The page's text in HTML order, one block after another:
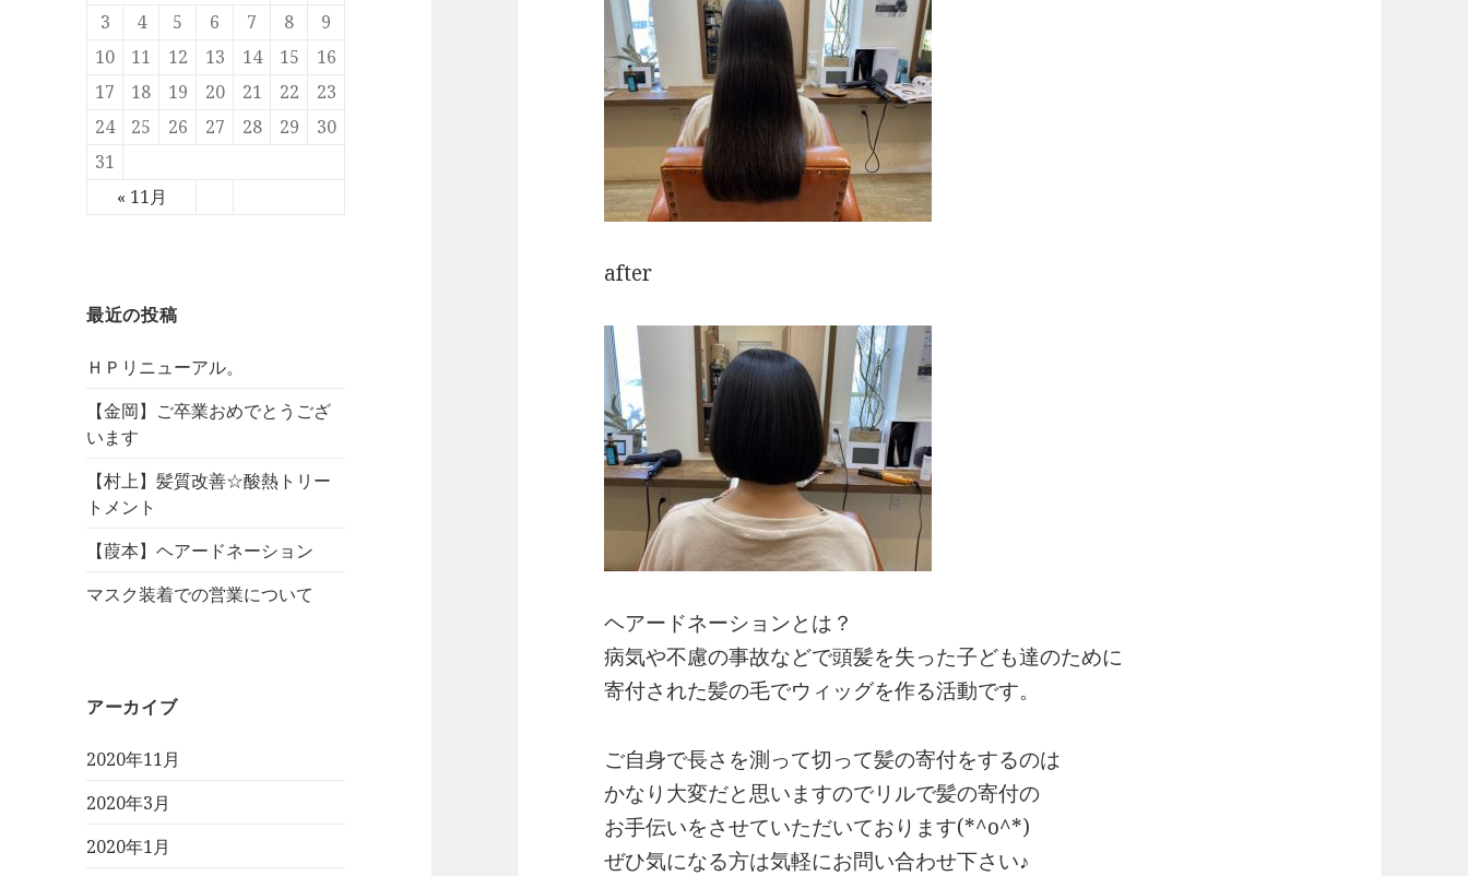
« 11月
3
4 5 6 7 8
9
10
11 12 13 14 15
16
17
18 19 20 21 22
23
24
25 26 27 28 29
30
31
最近の投稿
ＨＰリニューアル。
【金岡】ご卒業おめでとうござ
います
【村上】髪質改善☆酸熱トリー
トメント
【葭本】ヘアードネーション
マスク装着での営業について
アーカイブ
2020年11月
2020年3月
2020年1月
after
ヘアードネーションとは？
病気や不慮の事故などで頭髪を失った子ども達のために
寄付された髪の毛でウィッグを作る活動です。
ご自身で長さを測って切って髪の寄付をするのは
かなり大変だと思いますのでリルで髪の寄付の
お手伝いをさせていただいております(*^o^*)
ぜひ気になる方は気軽にお問い合わせ下さい♪